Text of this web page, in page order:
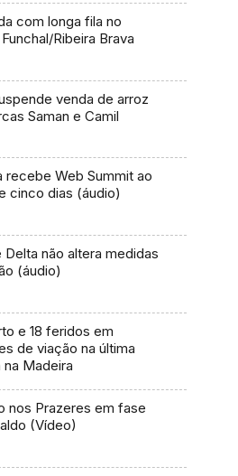
com longa fila no
Ribeira Brava
venda de arroz
Saman e Camil
recebe Web Summit ao
cinco dias (áudio)
Delta não altera medidas
(áudio)
e 18 feridos em
de viação na última
na Madeira
nos Prazeres em fase
(Vídeo)